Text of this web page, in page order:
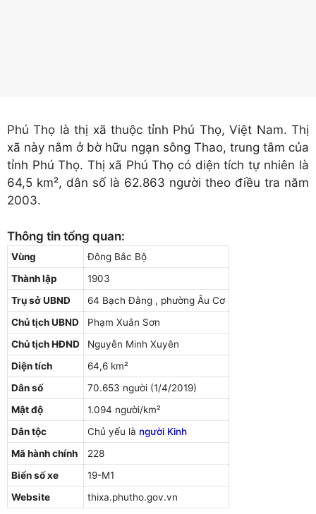
Phú Thọ là thị xã thuộc tỉnh Phú Thọ, Việt Nam. Thị
xã này nằm ở bờ hữu ngạn sông Thao, trung tâm của
tỉnh Phú Thọ. Thị xã Phú Thọ có diện tích tự nhiên là
64,5 km², dân số là 62.863 người theo điều tra năm
2003.
Thông tin tổng quan:
Vùng
Đông Bắc Bộ
Thành lập
1903
Trụ sở UBND
64 Bạch Đằng , phường Âu Cơ
Chủ tịch UBND
Phạm Xuân Sơn
Chủ tịch HĐND
Nguyễn Minh Xuyên
Diện tích
64,6 km²
Dân số
70.653 người (1/4/2019)
Mật độ
1.094 người/km²
Dân tộc
Chủ yếu là người Kinh
Mã hành chính
228
Biển số xe
19-M1
Website
thixa.phutho.gov.vn